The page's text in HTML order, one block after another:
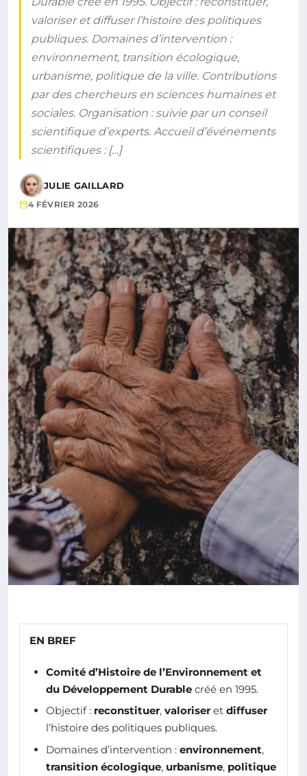
valoriser et diffuser l’histoire des politiques
publiques. Domaines d’intervention :
environnement, transition écologique,
urbanisme, politique de la ville. Contributions
par des chercheurs en sciences humaines et
sociales. Organisation : suivie par un conseil
scientifique d’experts. Accueil d’événements
scientifiques : […]
JULIE GAILLARD
4 FÉVRIER 2026
EN BREF
Comité d’Histoire de l’Environnement et
du Développement Durable créé en 1995.
Objectif : reconstituer, valoriser et diffuser
l’histoire des politiques publiques.
Domaines d’intervention : environnement,
transition écologique, urbanisme, politique